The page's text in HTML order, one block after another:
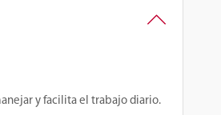
y facilita el trabajo diario.